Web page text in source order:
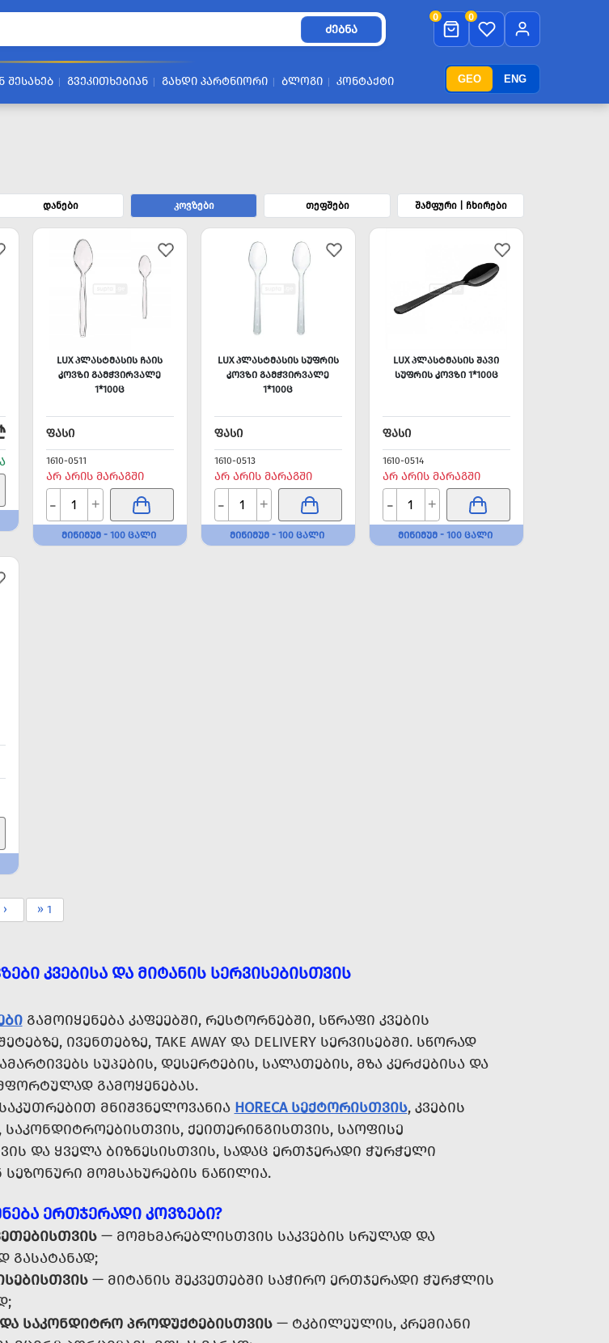
GEO ENG
ᲫᲔᲑᲜᲐ
0 0
ᲨᲔᲡᲐᲮᲔᲑ ᲒᲕᲔᲙᲘᲗᲮᲔᲑᲘᲐᲜ ᲒᲐᲮᲓᲘ ᲞᲐᲠᲢᲜᲘᲝᲠᲘ ᲑᲚᲝᲒᲘ ᲙᲝᲜᲢᲐᲥᲢᲘ
დანები კოვზები თეფშები შამფური | ჩხირები
LUX ᲞᲚᲐᲡᲢᲛᲐᲡᲘᲡ ᲩᲐᲘᲡ
ᲙᲝᲕᲖᲘ ᲒᲐᲛᲭᲕᲘᲠᲕᲐᲚᲔ
1*100Ც
ᲤᲐᲡᲘ
1610-0511
ᲐᲠ ᲐᲠᲘᲡ ᲛᲐᲠᲐᲒᲨᲘ
- +
ᲛᲘᲜᲘᲛᲣᲛ - 100 ᲪᲐᲚᲘ
LUX ᲞᲚᲐᲡᲢᲛᲐᲡᲘᲡ ᲡᲣᲤᲠᲘᲡ
ᲙᲝᲕᲖᲘ ᲒᲐᲛᲭᲕᲘᲠᲕᲐᲚᲔ
1*100Ც
ᲤᲐᲡᲘ
1610-0513
ᲐᲠ ᲐᲠᲘᲡ ᲛᲐᲠᲐᲒᲨᲘ
- +
ᲛᲘᲜᲘᲛᲣᲛ - 100 ᲪᲐᲚᲘ
LUX ᲞᲚᲐᲡᲢᲛᲐᲡᲘᲡ ᲨᲐᲕᲘ
ᲡᲣᲤᲠᲘᲡ ᲙᲝᲕᲖᲘ 1*100Ც
ᲤᲐᲡᲘ
1610-0514
ᲐᲠ ᲐᲠᲘᲡ ᲛᲐᲠᲐᲒᲨᲘ
- +
ᲛᲘᲜᲘᲛᲣᲛ - 100 ᲪᲐᲚᲘ
› » 1
ᲙᲕᲔᲑᲘᲡᲐ ᲓᲐ ᲛᲘᲢᲐᲜᲘᲡ ᲡᲔᲠᲕᲘᲡᲔᲑᲘᲡᲗᲕᲘᲡ
ᲒᲐᲛᲝᲘᲧᲔᲜᲔᲑᲐ ᲙᲐᲤᲔᲔᲑᲨᲘ, ᲠᲔᲡᲢᲝᲠᲜᲔᲑᲨᲘ, ᲡᲬᲠᲐᲤᲘ ᲙᲕᲔᲑᲘᲡ
ᲘᲕᲔᲜᲗᲔᲑᲖᲔ, TAKE AWAY ᲓᲐ DELIVERY ᲡᲔᲠᲕᲘᲡᲔᲑᲨᲘ. ᲡᲬᲝᲠᲐᲓ
ᲡᲣᲞᲔᲑᲘᲡ, ᲓᲔᲡᲔᲠᲢᲔᲑᲘᲡ, ᲡᲐᲚᲐᲗᲔᲑᲘᲡ, ᲛᲖᲐ ᲙᲔᲠᲫᲔᲑᲘᲡᲐ ᲓᲐ
ᲒᲐᲛᲝᲧᲔᲜᲔᲑᲐᲡ.
ᲛᲜᲘᲨᲕᲜᲔᲚᲝᲕᲐᲜᲘᲐ HORECA ᲡᲔᲥᲢᲝᲠᲘᲡᲗᲕᲘᲡ, ᲙᲕᲔᲑᲘᲡ
ᲡᲐᲙᲝᲜᲓᲘᲢᲠᲝᲔᲑᲘᲡᲗᲕᲘᲡ, ᲥᲔᲘᲗᲔᲠᲘᲜᲒᲘᲡᲗᲕᲘᲡ, ᲡᲐᲝᲤᲘᲡᲔ
ᲓᲐ ᲧᲕᲔᲚᲐ ᲑᲘᲖᲜᲔᲡᲘᲡᲗᲕᲘᲡ, ᲡᲐᲓᲐᲪ ᲔᲠᲗᲯᲔᲠᲐᲓᲘ ᲭᲣᲠᲭᲔᲚᲘ
ᲛᲝᲛᲡᲐᲮᲣᲠᲔᲑᲘᲡ ᲜᲐᲬᲘᲚᲘᲐ.
ᲔᲠᲗᲯᲔᲠᲐᲓᲘ ᲙᲝᲕᲖᲔᲑᲘ?
— ᲛᲝᲛᲮᲛᲐᲠᲔᲑᲚᲘᲡᲗᲕᲘᲡ ᲡᲐᲙᲕᲔᲑᲘᲡ ᲡᲠᲣᲚᲐᲓ ᲓᲐ
ᲒᲐᲡᲐᲢᲐᲜᲐᲓ;
— ᲛᲘᲢᲐᲜᲘᲡ ᲨᲔᲙᲕᲔᲗᲔᲑᲨᲘ ᲡᲐᲭᲘᲠᲝ ᲔᲠᲗᲯᲔᲠᲐᲓᲘ ᲭᲣᲠᲭᲚᲘᲡ
ᲡᲐᲙᲝᲜᲓᲘᲢᲠᲝ ᲞᲠᲝᲓᲣᲥᲢᲔᲑᲘᲡᲗᲕᲘᲡ— ᲢᲙᲑᲘᲚᲔᲣᲚᲘᲡ, ᲙᲠᲔᲛᲘᲐᲜᲘ